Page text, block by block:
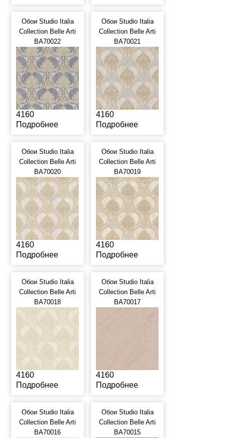
Обои Studio Italia
Collection Belle Arti
BA70022
4160
Подробнее
Обои Studio Italia
Collection Belle Arti
BA70021
4160
Подробнее
Обои Studio Italia
Collection Belle Arti
BA70020
4160
Подробнее
Обои Studio Italia
Collection Belle Arti
BA70019
4160
Подробнее
Обои Studio Italia
Collection Belle Arti
BA70018
4160
Подробнее
Обои Studio Italia
Collection Belle Arti
BA70017
4160
Подробнее
Обои Studio Italia
Collection Belle Arti
BA70016
Обои Studio Italia
Collection Belle Arti
BA70015